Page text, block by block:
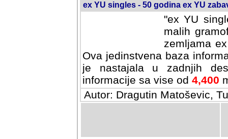
ex YU singles - 50 godina ex YU
"ex YU
malih
zemljama
Ova jedinstvena baza
je nastajala u zadnjih
informacije sa vise od 4,400
Autor: Dragutin Matoševic,